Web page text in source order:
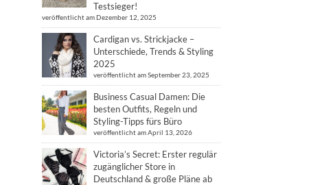
Testsieger!
veröffentlicht am Dezember 12, 2025
Cardigan vs. Strickjacke –
Unterschiede, Trends & Styling
2025
veröffentlicht am September 23, 2025
Business Casual Damen: Die
besten Outfits, Regeln und
Styling-Tipps fürs Büro
veröffentlicht am April 13, 2026
Victoria’s Secret: Erster regulär
zugänglicher Store in
Deutschland & große Pläne ab